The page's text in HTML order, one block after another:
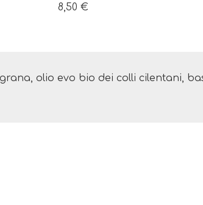
8,50 €
olio evo bio dei colli cilentani,